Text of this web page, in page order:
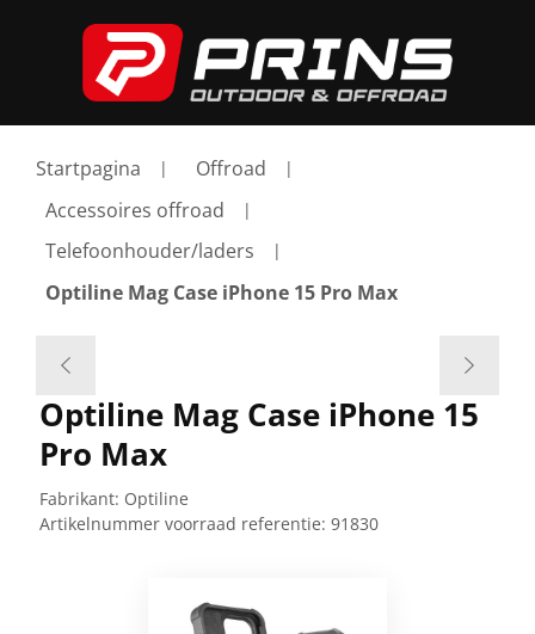
Startpagina
Offroad
Accessoires offroad
Telefoonhouder/laders
Optiline Mag Case iPhone 15 Pro Max
Optiline Mag Case iPhone 15
Pro Max
Fabrikant: Optiline
Artikelnummer voorraad referentie: 91830